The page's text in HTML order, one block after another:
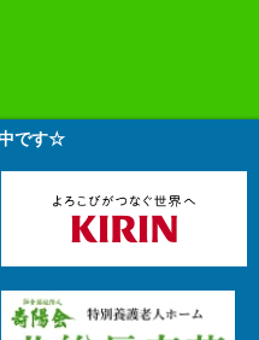
です☆